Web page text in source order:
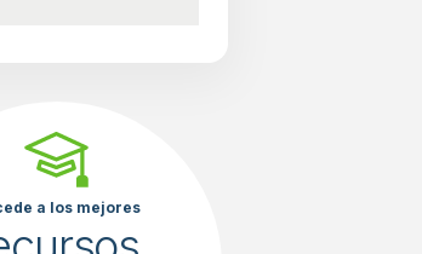
a los mejores